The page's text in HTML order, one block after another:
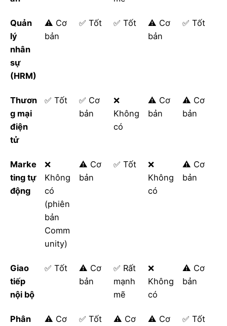
Quản
lý
nhân
sự
(HRM)
⚠️ Cơ
bản
✅ Tốt ✅ Tốt
⚠️ Cơ
bản
✅ Tốt
Thươn
g mại
điện
tử
✅ Tốt
✅ Cơ
bản
❌
Không
có
⚠️ Cơ
bản
⚠️ Cơ
bản
Marke
ting tự
động
❌
Không
có
(phiên
bản
Comm
unity)
⚠️ Cơ
bản
✅ Tốt
❌
Không
có
⚠️ Cơ
bản
Giao
tiếp
nội bộ
✅ Tốt
⚠️ Cơ
bản
✅ Rất
mạnh
mẽ
❌
Không
có
⚠️ Cơ
bản
Phân
⚠️ Cơ
✅ Tốt
⚠️ Cơ
⚠️ Cơ
✅ Tốt